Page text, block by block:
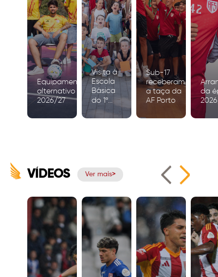
Equipamento
alternativo
2026/27
Visita à
Escola
Básica
do 1º
Ciclo de
Igreja
Sub-17
receberam
a taça da
AF Porto
da
VÍDEOS Ver mais